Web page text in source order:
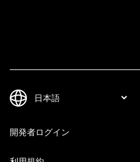
開発者ログイン